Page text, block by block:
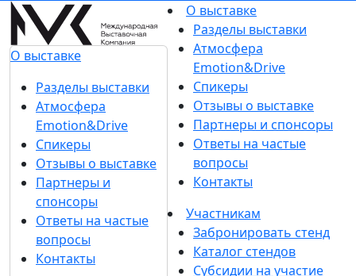
О выставке
Разделы выставки
Атмосфера
Emotion&Drive
Спикеры
Отзывы о выставке
Партнеры и
спонсоры
Ответы на частые
вопросы
Контакты
О выставке
Разделы выставки
Атмосфера
Emotion&Drive
Спикеры
Отзывы о выставке
Партнеры и спонсоры
Ответы на частые
вопросы
Контакты
Участникам
Забронировать стенд
Каталог стендов
Субсидии на участие